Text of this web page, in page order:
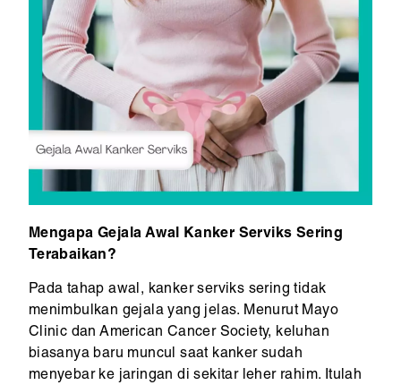
Mengapa Gejala Awal Kanker Serviks Sering
Terabaikan?
Pada tahap awal, kanker serviks sering tidak
menimbulkan gejala yang jelas. Menurut Mayo
Clinic dan American Cancer Society, keluhan
biasanya baru muncul saat kanker sudah
menyebar ke jaringan di sekitar leher rahim. Itulah